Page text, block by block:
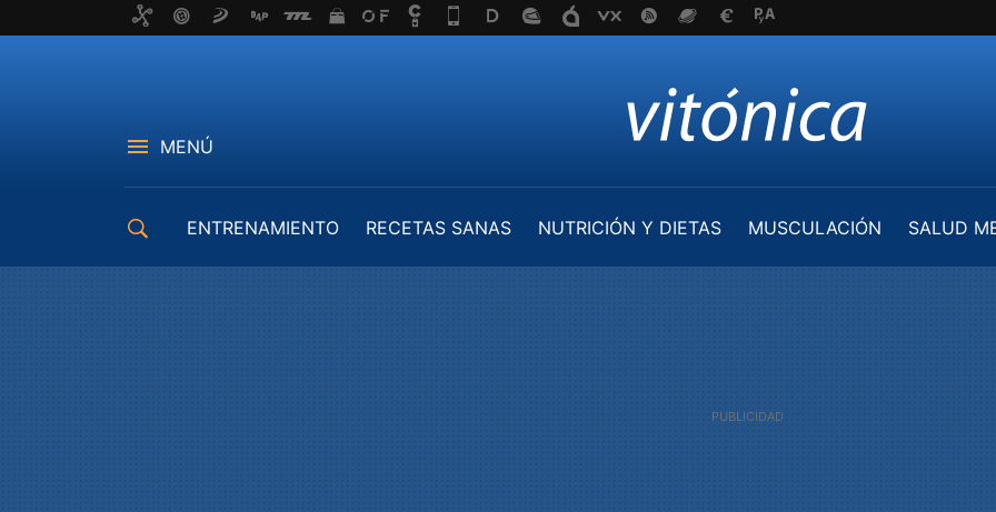
MENÚ
ENTRENAMIENTO RECETAS SANAS NUTRICIÓN Y DIETAS MUSCULACIÓN
SALUD